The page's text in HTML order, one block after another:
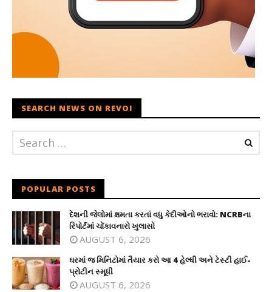
SEARCH NEWS ON REVOI
POPULAR POSTS
દેશની જેલોમાં ક્ષમતા કરતાં વધુ કેદીઓનો ભરાવો: NCRBના
રિપોર્ટમાં ચોંકાવનારો ખુલાસો
AUGUST 6, 2026
ઘરમાં જ મિનિટોમાં તૈયાર કરો આ 4 હેલ્ધી અને ટેસ્ટી હાઈ-
પ્રોટીન સ્મૂધી
AUGUST 6, 2026